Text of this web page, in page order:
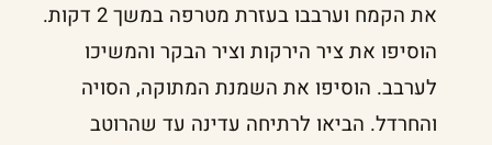
את הקמח וערבבו בעזרת מטרפה במשך 2 דקות.
הוסיפו את ציר הירקות וציר הבקר והמשיכו
לערבב. הוסיפו את השמנת המתוקה, הסויה
והחרדל. הביאו לרתיחה עדינה עד שהרוטב